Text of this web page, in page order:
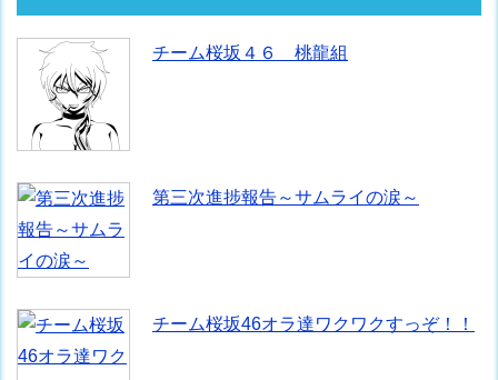
チーム桜坂４６ 桃龍組
第三次進捗報告～サムライの涙～
チーム桜坂46オラ達ワクワクすっぞ！！